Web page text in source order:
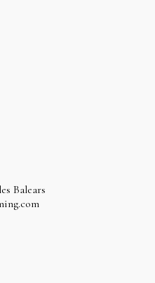
Balears